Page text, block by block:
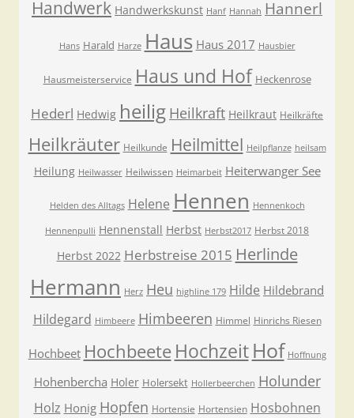
Handwerk Handwerkskunst Hanf Hannah Hannerl
Hans Harald Harze Haus Haus 2017 Hausbier
Hausmeisterservice Haus und Hof Heckenrose
Hederl Hedwig heilig Heilkraft Heilkraut Heilkräfte
Heilkräuter Heilkunde Heilmittel Heilpflanze heilsam
Heilung Heilwasser Heilwissen Heimarbeit Heiterwanger See
Helden des Alltags Helene Hennen Hennenkoch
Hennenpulli Hennenstall Herbst Herbst2017 Herbst 2018
Herbst 2022 Herbstreise 2015 Herlinde
Hermann Herz Heu highline 179 Hilde Hildebrand
Hildegard Himbeere Himbeeren Himmel Hinrichs Riesen
Hochbeet Hochbeete Hochzeit Hof Hoffnung
Hohenbercha Holer Holersekt Hollerbeerchen Holunder
Holz Honig Hopfen Hortensie Hortensien Hosbohnen